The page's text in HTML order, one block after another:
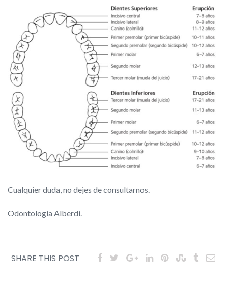
Cualquier duda, no dejes de consultarnos.
Odontología Alberdi.
SHARE THIS POST